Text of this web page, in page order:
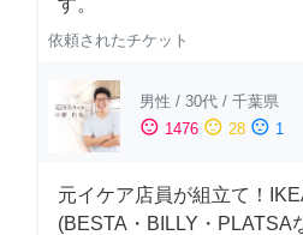
依頼されたチケット
男性 / 30代 / 千葉県
sentiment_satisfied 1476 sentiment_neutral 28 sentiment_dissatisfied 1
元イケア店員が組立て！
(BESTA・BILLY・PLATSA